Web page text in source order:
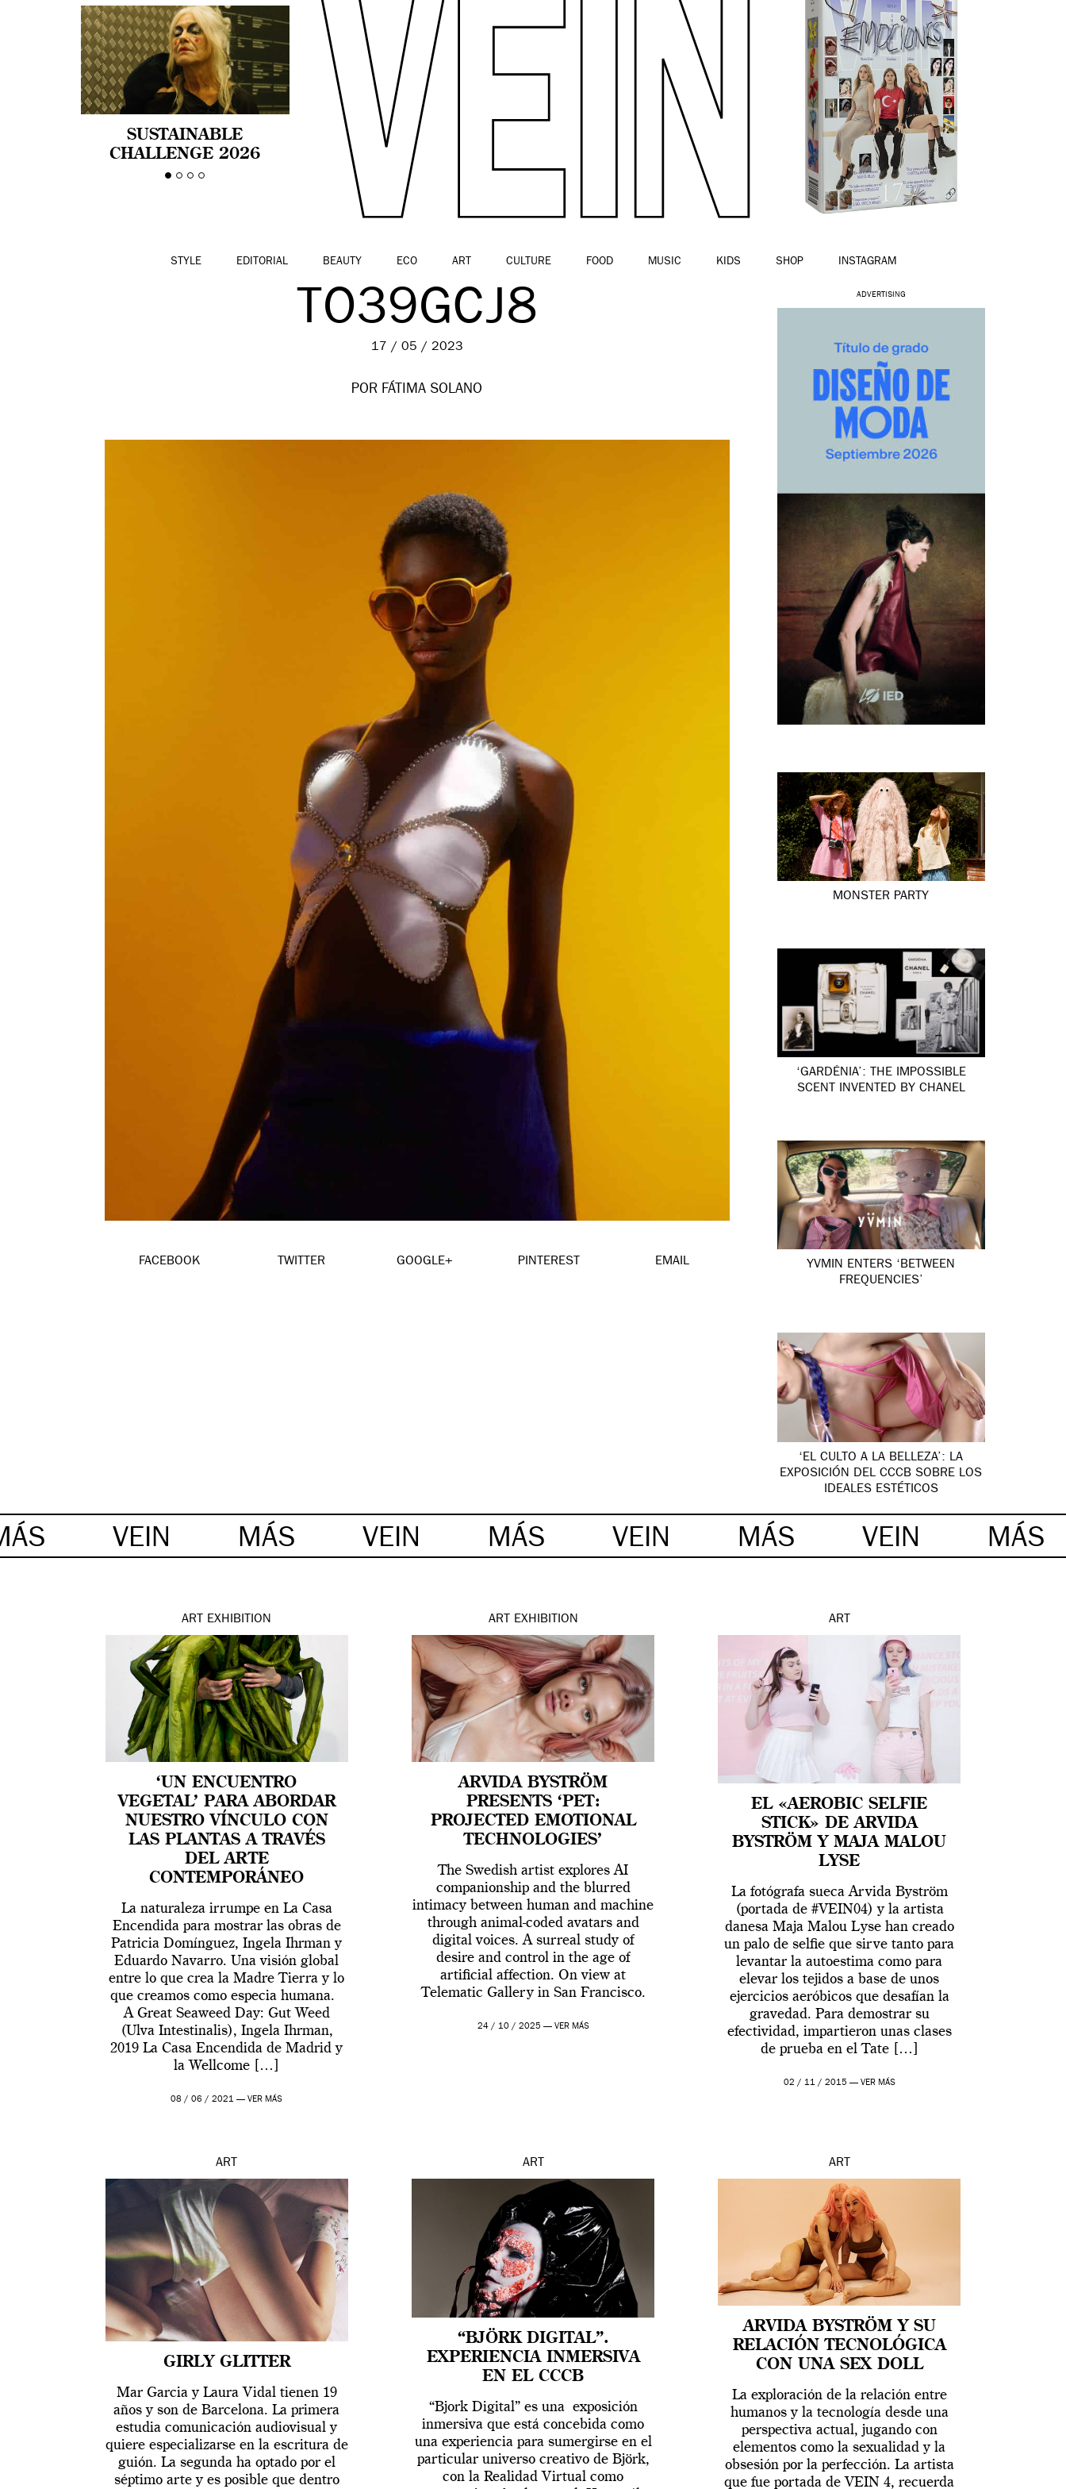
SUSTAINABLE
CHALLENGE 2026
CELEBRA LA
STYLE EDITORIAL BEAUTY ECO ART CULTURE FOOD MUSIC KIDS SHOP INSTAGRAM
TO39GCJ8
17 / 05 / 2023
POR FÁTIMA SOLANO
FACEBOOK TWITTER GOOGLE+ PINTEREST EMAIL
ADVERTISING
MONSTER PARTY
‘GARDÉNIA’: THE IMPOSSIBLE
SCENT INVENTED BY CHANEL
YVMIN ENTERS ‘BETWEEN
FREQUENCIES’
‘EL CULTO A LA BELLEZA’: LA
EXPOSICIÓN DEL CCCB SOBRE LOS
IDEALES ESTÉTICOS
VEIN MÁS VEIN MÁS VEIN MÁS VEIN MÁS
ART EXHIBITION
‘UN ENCUENTRO
VEGETAL’ PARA ABORDAR
NUESTRO VÍNCULO CON
LAS PLANTAS A TRAVÉS
DEL ARTE
CONTEMPORÁNEO
La naturaleza irrumpe en La Casa
Encendida para mostrar las obras de
Patricia Domínguez, Ingela Ihrman y
Eduardo Navarro. Una visión global
entre lo que crea la Madre Tierra y lo
que creamos como especia humana.
A Great Seaweed Day: Gut Weed
(Ulva Intestinalis), Ingela Ihrman,
2019 La Casa Encendida de Madrid y
la Wellcome […]
08 / 06 / 2021 —VER MÁS
ART EXHIBITION
ARVIDA BYSTRÖM
PRESENTS ‘PET:
PROJECTED EMOTIONAL
TECHNOLOGIES’
The Swedish artist explores AI
companionship and the blurred
intimacy between human and machine
through animal-coded avatars and
digital voices. A surreal study of
desire and control in the age of
artificial affection. On view at
Telematic Gallery in San Francisco.
24 / 10 / 2025 — VER MÁS
ART
EL «AEROBIC SELFIE
STICK» DE ARVIDA
BYSTRÖM Y MAJA MALOU
LYSE
La fotógrafa sueca Arvida Byström
(portada de #VEIN04) y la artista
danesa Maja Malou Lyse han creado
un palo de selfie que sirve tanto para
levantar la autoestima como para
elevar los tejidos a base de unos
ejercicios aeróbicos que desafían la
gravedad. Para demostrar su
efectividad, impartieron unas clases
de prueba en el Tate […]
02 / 11 / 2015 — VER MÁS
ART
GIRLY GLITTER
Mar Garcia y Laura Vidal tienen 19
años y son de Barcelona. La primera
estudia comunicación audiovisual y
quiere especializarse en la escritura de
guión. La segunda ha optado por el
séptimo arte y es posible que dentro
ART
“BJÖRK DIGITAL”.
EXPERIENCIA INMERSIVA
EN EL CCCB
“Bjork Digital” es una exposición
inmersiva que está concebida como
una experiencia para sumergirse en el
particular universo creativo de Björk,
con la Realidad Virtual como
ART
ARVIDA BYSTRÖM Y SU
RELACIÓN TECNOLÓGICA
CON UNA SEX DOLL
La exploración de la relación entre
humanos y la tecnología desde una
perspectiva actual, jugando con
elementos como la sexualidad y la
obsesión por la perfección. La artista
que fue portada de VEIN 4, recuerda